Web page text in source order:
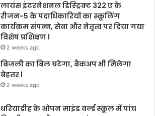
लायंस इंटरनेशनल डिस्ट्रिक्ट 322 ए के
रीजन-5 के पदाधिकारियों का स्कूलिंग
कार्यक्रम संपन्न, सेवा और नेतृत्व पर दिया गया
विशेष प्रशिक्षण l
2 weeks ago
बिजली का बिल घटेगा, बैकअप भी मिलेगा
बेहतर l
2 weeks ago
धरियाडीह के ओपन माइंड वर्ल्ड स्कूल में पांच